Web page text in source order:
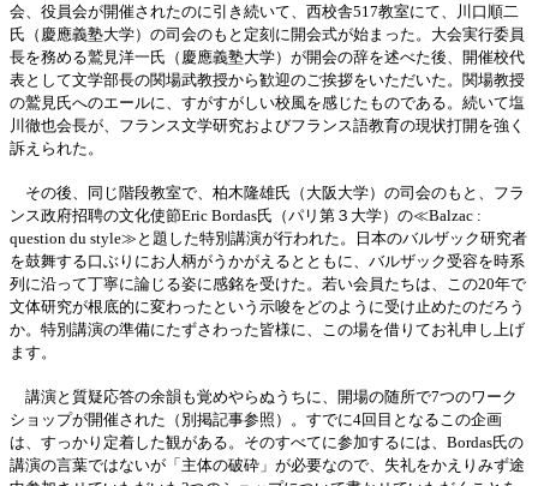
会、役員会が開催されたのに引き続いて、西校舎517教室にて、川口順二
氏（慶應義塾大学）の司会のもと定刻に開会式が始まった。大会実行委員
長を務める鷲見洋一氏（慶應義塾大学）が開会の辞を述べた後、開催校代
表として文学部長の関場武教授から歓迎のご挨拶をいただいた。関場教授
の鷲見氏へのエールに、すがすがしい校風を感じたものである。続いて塩
川徹也会長が、フランス文学研究およびフランス語教育の現状打開を強く
訴えられた。
その後、同じ階段教室で、柏木隆雄氏（大阪大学）の司会のもと、フラ
ンス政府招聘の文化使節Eric Bordas氏（パリ第３大学）の≪Balzac :
question du style≫と題した特別講演が行われた。日本のバルザック研究者
を鼓舞する口ぶりにお人柄がうかがえるとともに、バルザック受容を時系
列に沿って丁寧に論じる姿に感銘を受けた。若い会員たちは、この20年で
文体研究が根底的に変わったという示唆をどのように受け止めたのだろう
か。特別講演の準備にたずさわった皆様に、この場を借りてお礼申し上げ
ます。
講演と質疑応答の余韻も覚めやらぬうちに、開場の随所で7つのワーク
ショップが開催された（別掲記事参照）。すでに4回目となるこの企画
は、すっかり定着した観がある。そのすべてに参加するには、Bordas氏の
講演の言葉ではないが「主体の破砕」が必要なので、失礼をかえりみず途